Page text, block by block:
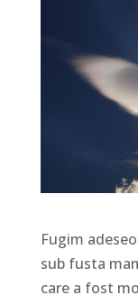
Fugim
sub fusta
care a fost